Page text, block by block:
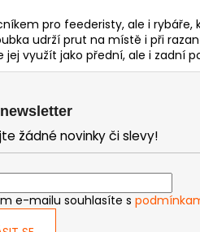
pro feederisty, ale i rybáře,
udrží prut na místě i při
jej využít jako přední, ale i zadní
žádné novinky či slevy!
e-mailu souhlasíte s